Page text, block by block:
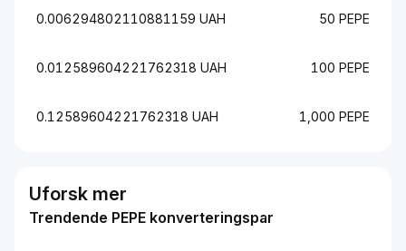
0.006294802110881159 UAH 50 PEPE
0.012589604221762318 UAH 100 PEPE
0.12589604221762318 UAH 1,000 PEPE
Uforsk mer
Trendende PEPE konverteringspar